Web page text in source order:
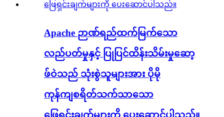
Apache ဉာဏ်ရည်ထက်မြက်သော
လည်ပတ်မှုနှင့် ပြုပြင်ထိန်းသိမ်းမှုဆော့
ဖ်ဝဲသည် သုံးစွဲသူများအား ပိုမို
ကုန်ကျစရိတ်သက်သာသော
ဖြေရှင်းချက်များကို ပေးဆောင်ပါသည်။